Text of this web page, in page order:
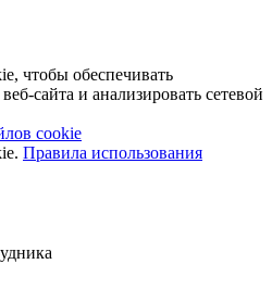
чтобы обеспечивать
сайта и анализировать сетевой
cookie
Правила использования